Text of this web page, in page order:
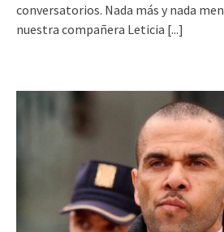
conversatorios. Nada más y nada
nuestra compañera Leticia [...]